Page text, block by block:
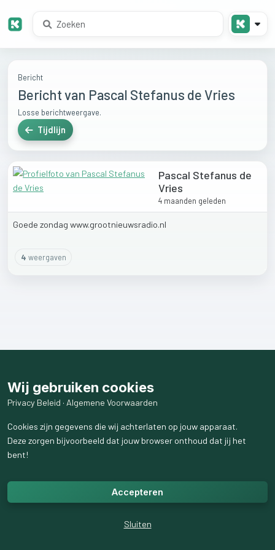
Bericht
Bericht van Pascal Stefanus de Vries
Losse berichtweergave.
Tijdlijn
Pascal Stefanus de
Vries
4 maanden geleden
Goede zondag www.grootnieuwsradio.nl
4 weergaven
Wij gebruiken cookies
Privacy Beleid · Algemene Voorwaarden
Cookies zijn gegevens die wij achterlaten op jouw apparaat.
Deze zorgen bijvoorbeeld dat jouw browser onthoud dat jij het
bent!
Accepteren
Sluiten